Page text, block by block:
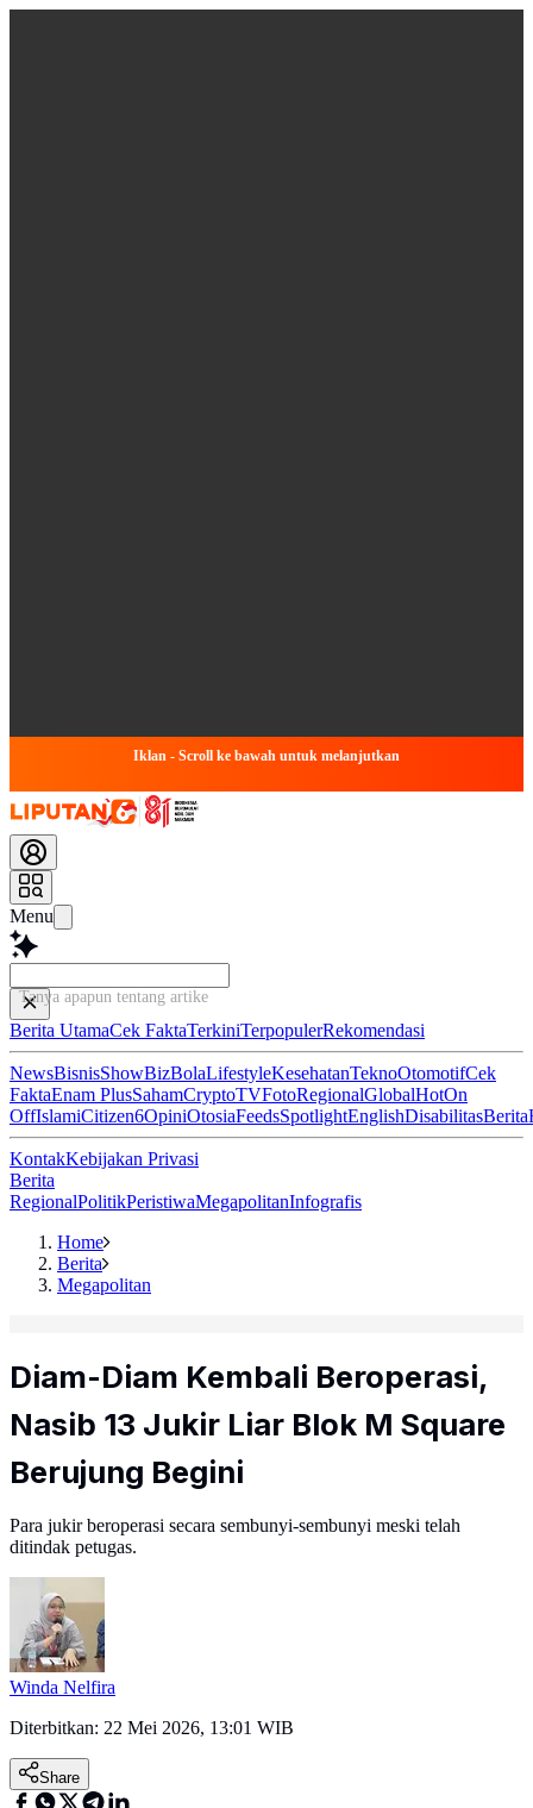
Iklan - Scroll ke bawah untuk melanjutkan
Menu
Tanya apapun tentang artikel ini...
Berita UtamaCek FaktaTerkiniTerpopulerRekomendasi
NewsBisnisShowBizBolaLifestyleKesehatanTeknoOtomotifCek
FaktaEnam PlusSahamCryptoTVFotoRegionalGlobalHotOn
OffIslamiCitizen6OpiniOtosiaFeedsSpotlightEnglishDisabilitasBerita
KontakKebijakan Privasi
Berita
RegionalPolitikPeristiwaMegapolitanInfografis
Home
Berita
Megapolitan
Diam-Diam Kembali Beroperasi,
Nasib 13 Jukir Liar Blok M Square
Berujung Begini
Para jukir beroperasi secara sembunyi-sembunyi meski telah
ditindak petugas.
Winda Nelfira
Diterbitkan: 22 Mei 2026, 13:01 WIB
Share